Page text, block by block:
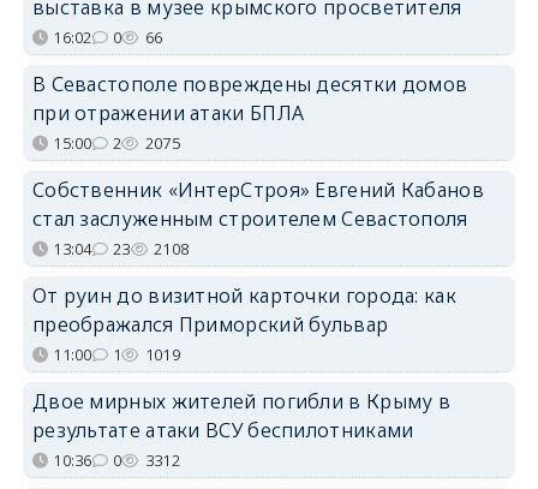
выставка в музее крымского просветителя
16:02 0 66
В Севастополе повреждены десятки домов
при отражении атаки БПЛА
15:00 2 2075
Собственник «ИнтерСтроя» Евгений Кабанов
стал заслуженным строителем Севастополя
13:04 23 2108
От руин до визитной карточки города: как
преображался Приморский бульвар
11:00 1 1019
Двое мирных жителей погибли в Крыму в
результате атаки ВСУ беспилотниками
10:36 0 3312